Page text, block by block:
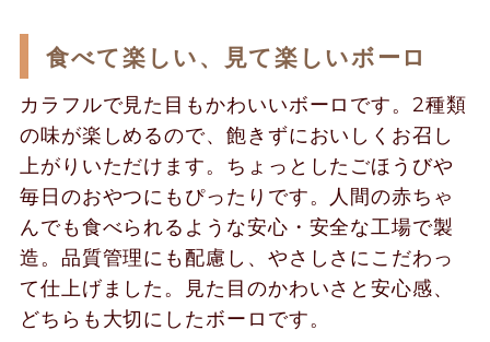
食べて楽しい、見て楽しいボーロ
カラフルで見た目もかわいいボーロです。2種類
の味が楽しめるので、飽きずにおいしくお召し
上がりいただけます。ちょっとしたごほうびや
毎日のおやつにもぴったりです。人間の赤ちゃ
んでも食べられるような安心・安全な工場で製
造。品質管理にも配慮し、やさしさにこだわっ
て仕上げました。見た目のかわいさと安心感、
どちらも大切にしたボーロです。